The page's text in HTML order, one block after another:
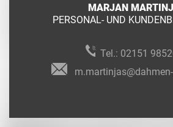
MARJAN
PERSONAL- UND
Tel.: 02151